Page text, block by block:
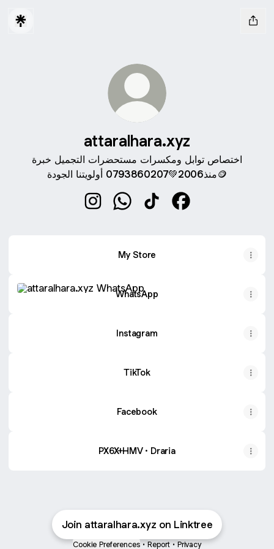
attaralhara.xyz
اختصاص توابل ومكسرات مستحضرات التجميل خبرة
منذ2006💚0793860207 أولويتنا الجودة🪙
My Store
WhatsApp
Instagram
TikTok
Facebook
PX6X+HMV · Draria
Join attaralhara.xyz on Linktree
Cookie Preferences • Report • Privacy